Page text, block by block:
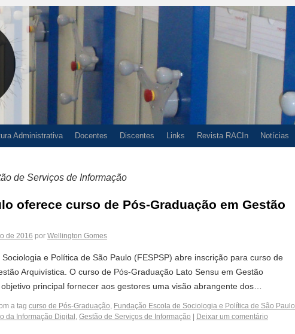
Administrativa Docentes Discentes Links Revista RACIn Notícias
de Serviços de Informação
oferece curso de Pós-Graduação em Gestão
de 2016 por Wellington Gomes
e Política de São Paulo (FESPSP) abre inscrição para curso de
Arquivística. O curso de Pós-Graduação Lato Sensu em Gestão
principal fornecer aos gestores uma visão abrangente dos…
a tag curso de Pós-Graduação, Fundação Escola de Sociologia e Política de São Paulo
da Informação Digital , Gestão de Serviços de Informação Deixar um comentário